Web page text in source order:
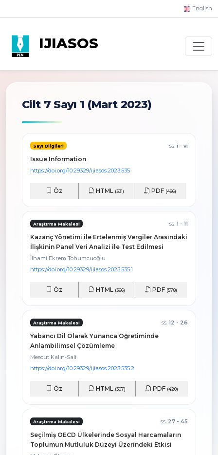
English
IJIASOS
Cilt 7 Sayı 1 (Mart 2023)
Sayı Bilgileri ss. i - vi
Issue Information
https://doi.org/10.29329/ijiasos.2023.535
Öz HTML (331) PDF (486)
Araştırma Makalesi ss. 1 - 11
Kazanç Yönetimi ile Ertelenmiş Vergiler Arasındaki
İlişkinin Panel Veri Analizi ile Test Edilmesi
İlhami Ekrem Tohumcuoğlu
https://doi.org/10.29329/ijiasos.2023.535.1
Öz HTML (366) PDF (578)
Araştırma Makalesi ss. 12 - 26
Yabancı Dil Olarak Yunanca Öğretiminde
Anlambilimsel Çözümleme
Mesout Kalin-Sali
https://doi.org/10.29329/ijiasos.2023.535.2
Öz HTML (307) PDF (420)
Araştırma Makalesi ss. 27 - 45
Seçilmiş OECD Ülkelerinde Sosyal Harcamaların
Toplumun Mutluluk Düzeyi Üzerindeki Etkisi